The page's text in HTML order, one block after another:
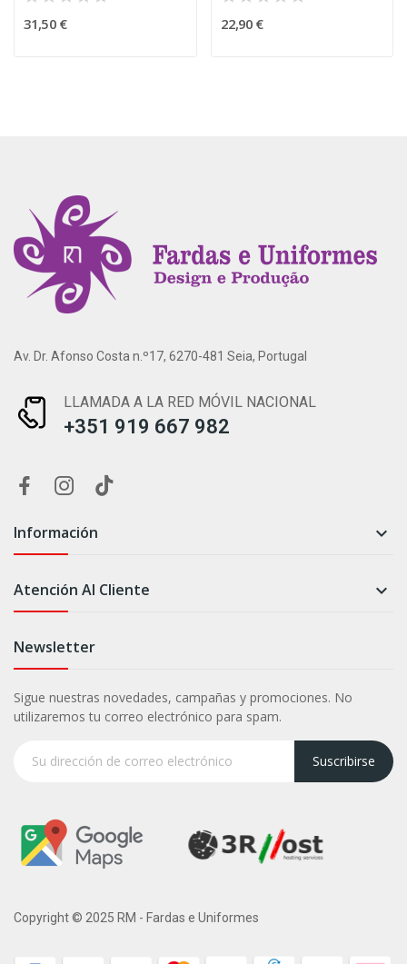
31,50 € 22,90 €
Av. Dr. Afonso Costa n.º17, 6270-481 Seia, Portugal
LLAMADA A LA RED MÓVIL NACIONAL
+351 919 667 982
Información 
Atención Al Cliente 
Newsletter
Sigue nuestras novedades, campañas y promociones. No
utilizaremos tu correo electrónico para spam.
Suscribirse
Copyright © 2025 RM - Fardas e Uniformes